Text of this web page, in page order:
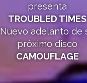
presenta
TROUBLED TIMES
Nuevo adelanto de
próximo disco
CAMOUFLAGE